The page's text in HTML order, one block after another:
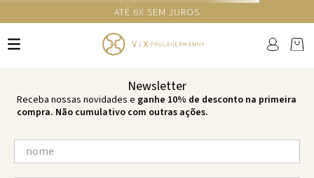
GANHE 10% NA PRIMEIRA COMPRA COM O CUPOM NEWS10
não encontramos resultados para: